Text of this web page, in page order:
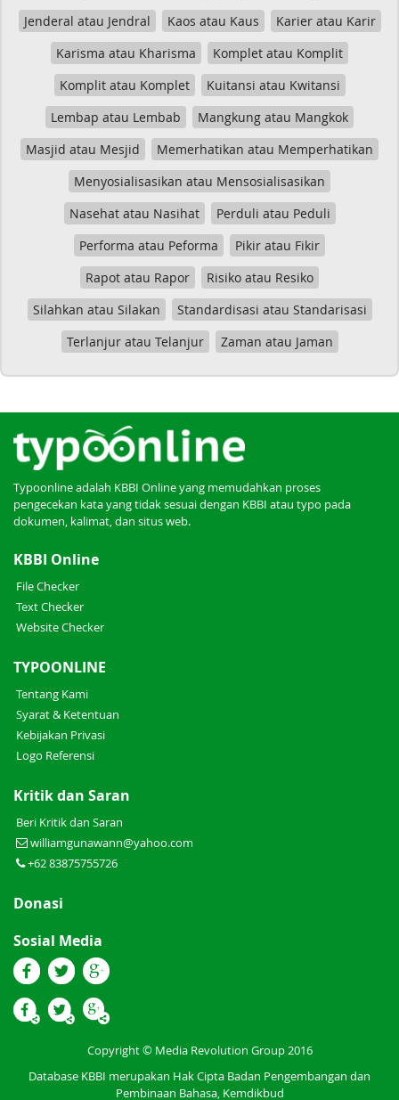
Jenderal atau Jendral
Kaos atau Kaus
Karier atau Karir
Karisma atau Kharisma
Komplet atau Komplit
Komplit atau Komplet
Kuitansi atau Kwitansi
Lembap atau Lembab
Mangkung atau Mangkok
Masjid atau Mesjid
Memerhatikan atau Memperhatikan
Menyosialisasikan atau Mensosialisasikan
Nasehat atau Nasihat
Perduli atau Peduli
Performa atau Peforma
Pikir atau Fikir
Rapot atau Rapor
Risiko atau Resiko
Silahkan atau Silakan
Standardisasi atau Standarisasi
Terlanjur atau Telanjur
Zaman atau Jaman
Typoonline adalah KBBI Online yang memudahkan proses
pengecekan kata yang tidak sesuai dengan KBBI atau typo pada
dokumen, kalimat, dan situs web.
KBBI Online
File Checker
Text Checker
Website Checker
TYPOONLINE
Tentang Kami
Syarat & Ketentuan
Kebijakan Privasi
Logo Referensi
Kritik dan Saran
Beri Kritik dan Saran
williamgunawann@yahoo.com
+62 83875755726
Donasi
Sosial Media
Copyright © Media Revolution Group 2016
Database KBBI merupakan Hak Cipta Badan Pengembangan dan
Pembinaan Bahasa, Kemdikbud